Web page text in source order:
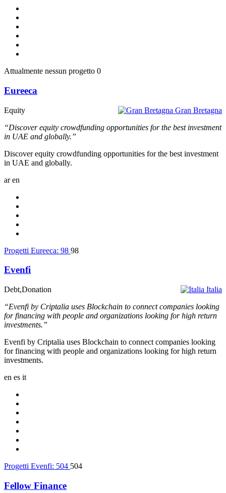
Attualmente nessun progetto 0
Eureeca
Gran Bretagna
Equity
“Discover equity crowdfunding opportunities for the best investment
in UAE and globally.”
Discover equity crowdfunding opportunities for the best investment
in UAE and globally.
ar en
Progetti Eureeca: 98 98
Evenfi
Italia
Debt,Donation
“Evenfi by Criptalia uses Blockchain to connect companies looking
for financing with people and organizations looking for high return
investments.”
Evenfi by Criptalia uses Blockchain to connect companies looking
for financing with people and organizations looking for high return
investments.
en es it
Progetti Evenfi: 504 504
Fellow Finance